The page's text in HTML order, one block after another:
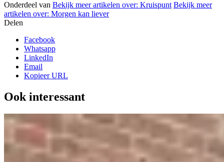
Onderdeel van Bekijk meer artikelen over: Kruispunt Bekijk meer
artikelen over: Morgen kan liever
Delen
Facebook
Whatsapp
LinkedIn
Email
Kopieer URL
Ook interessant